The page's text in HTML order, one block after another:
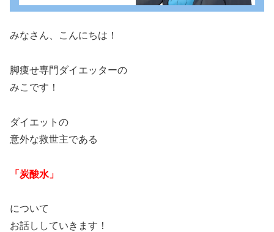
みなさん、こんにちは！
脚痩せ専門ダイエッターの
みこです！
ダイエットの
意外な救世主である
「炭酸水」
について
お話ししていきます！